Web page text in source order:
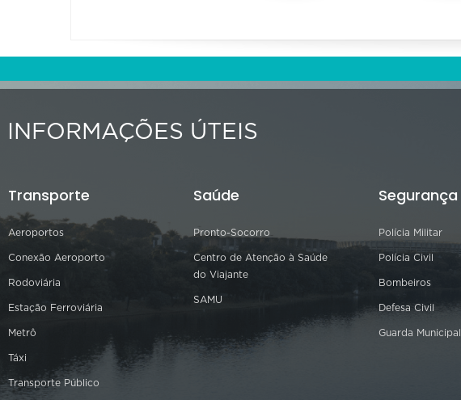
INFORMAÇÕES ÚTEIS
Transporte
Aeroportos
Conexão Aeroporto
Rodoviária
Estação Ferroviária
Metrô
Táxi
Transporte Público
Saúde
Pronto-Socorro
Centro de Atenção à Saúde
do Viajante
SAMU
Segurança
Polícia Militar
Polícia Civil
Bombeiros
Defesa Civil
Guarda Municipal